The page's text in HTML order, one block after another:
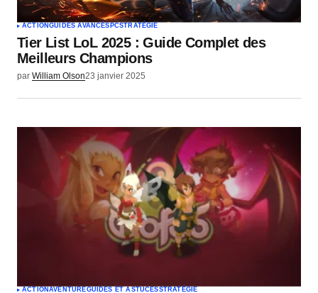
ACTIONGUIDES AVANCÉS PCSTRATÉGIE
Tier List LoL 2025 : Guide Complet des
Meilleurs Champions
par William Olson23 janvier 2025
ACTIONAVENTUREGUIDES ET ASTUCESSTRATÉGIE